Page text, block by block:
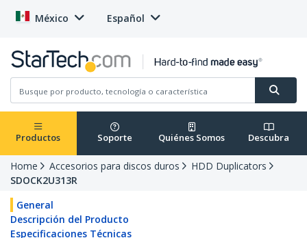
México Español
Productos Soporte Quiénes Somos Descubra
Home Accesorios para discos duros
HDD Duplicators
SDOCK2U313R
General
Descripción del Producto
Especificaciones Técnicas